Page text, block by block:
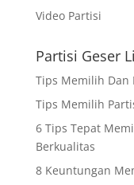
Video Partisi
Partisi Geser
Tips Memilih Dan
Tips Memilih
6 Tips Tepat
Berkualitas
8 Keuntungan